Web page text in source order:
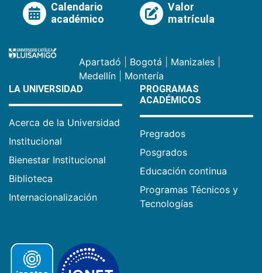
Calendario
académico
Valor
matrícula
Apartadó Bogotá Manizales
Medellín
Montería
LA UNIVERSIDAD
Acerca de la Universidad
Institucional
Bienestar Institucional
Biblioteca
Internacionalización
PROGRAMAS
ACADÉMICOS
Pregrados
Posgrados
Educación continua
Programas Técnicos y
Tecnologías